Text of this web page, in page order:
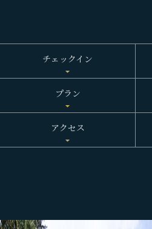
バーベキュー
チェックイン
プラン
アクセス